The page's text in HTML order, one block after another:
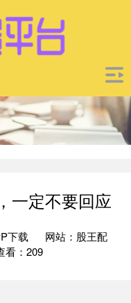
一定不要回应
下载
网站：股王配
看：209